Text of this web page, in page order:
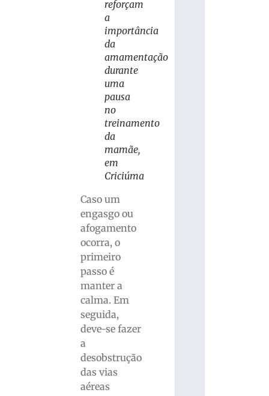
reforçam
a
importância
da
amamentação
durante
uma
pausa
no
treinamento
da
mamãe,
em
Criciúma
Caso um
engasgo ou
afogamento
ocorra, o
primeiro
passo é
manter a
calma. Em
seguida,
deve-se fazer
a
desobstrução
das vias
aéreas